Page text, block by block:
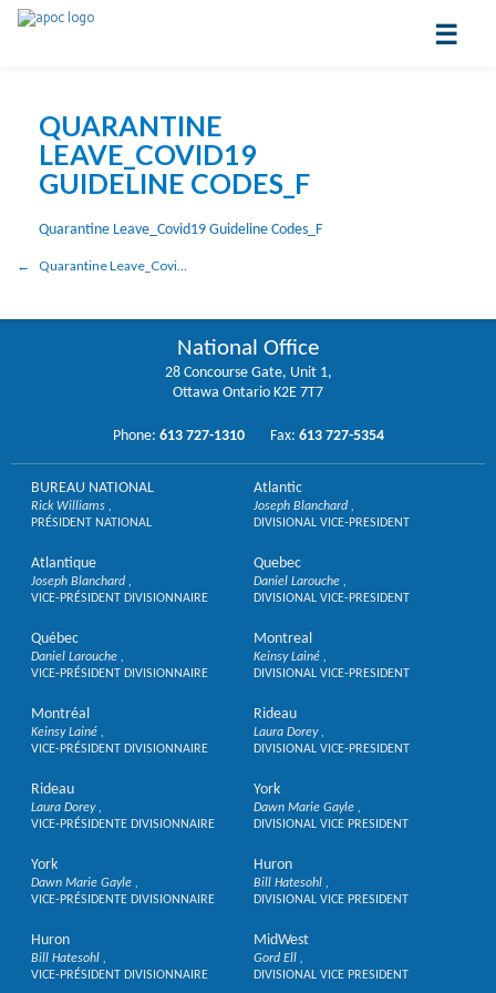
☰
QUARANTINE
LEAVE_COVID19
GUIDELINE CODES_F
Quarantine Leave_Covid19 Guideline Codes_F
Quarantine Leave_Covid19 Guideline Codes_F
National Office
28 Concourse Gate, Unit 1,
Ottawa Ontario K2E 7T7
Phone: 613 727-1310 Fax: 613 727-5354
BUREAU NATIONAL
Rick Williams
PRÉSIDENT NATIONAL
Atlantic
Joseph Blanchard
DIVISIONAL VICE-PRESIDENT
Atlantique
Joseph Blanchard
VICE-PRÉSIDENT DIVISIONNAIRE
Quebec
Daniel Larouche
DIVISIONAL VICE-PRESIDENT
Québec
Daniel Larouche
VICE-PRÉSIDENT DIVISIONNAIRE
Montreal
Keinsy Lainé
DIVISIONAL VICE-PRESIDENT
Montréal
Keinsy Lainé
VICE-PRÉSIDENT DIVISIONNAIRE
Rideau
Laura Dorey
DIVISIONAL VICE-PRESIDENT
Rideau
Laura Dorey
VICE-PRÉSIDENTE DIVISIONNAIRE
York
Dawn Marie Gayle
DIVISIONAL VICE PRESIDENT
York
Dawn Marie Gayle
VICE-PRÉSIDENTE DIVISIONNAIRE
Huron
Bill Hatesohl
DIVISIONAL VICE PRESIDENT
Huron
Bill Hatesohl
VICE-PRÉSIDENT DIVISIONNAIRE
MidWest
Gord Ell
DIVISIONAL VICE PRESIDENT